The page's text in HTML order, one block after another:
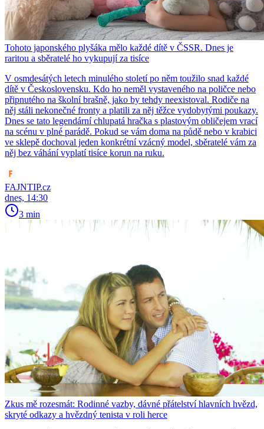
Tohoto japonského plyšáka mělo každé dítě v ČSSR. Dnes je
raritou a sběratelé ho vykupují za tisíce
V osmdesátých letech minulého století po něm toužilo snad každé
dítě v Československu. Kdo ho neměl vystaveného na poličce nebo
připnutého na školní brašně, jako by tehdy neexistoval. Rodiče na
něj stáli nekonečné fronty a platili za něj těžce vydobytými poukazy.
Dnes se tato legendární chlupatá hračka s plastovým obličejem vrací
na scénu v plné parádě. Pokud se vám doma na půdě nebo v krabici
ve sklepě dochoval jeden konkrétní vzácný model, sběratelé vám za
něj bez váhání vyplatí tisíce korun na ruku.
FAJNTIP.cz
dnes, 14:30
3 min
Zkus mě rozesmát: Rodinné vazby, dávné přátelství hlavních hvězd,
skryté odkazy a hvězdný tenista v roli herce